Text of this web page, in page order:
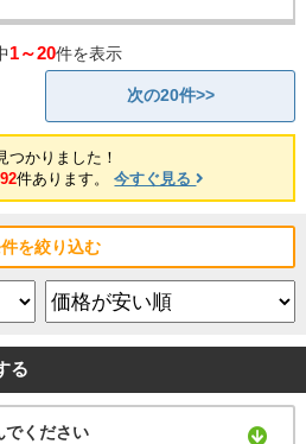
1～20件を表示
次の20件>>
つかりました！
件あります。今すぐ見る
を絞り込む
る
でください